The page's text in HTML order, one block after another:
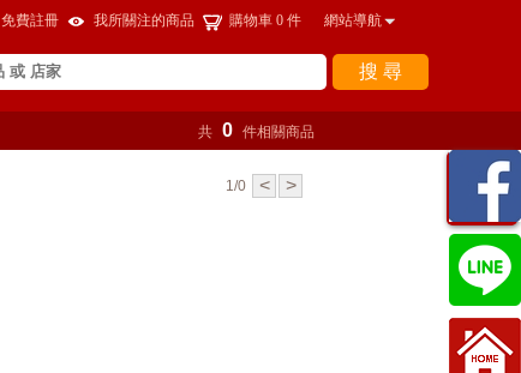
瀏覽
紀錄
免費註冊 我所關注的商品 購物車 0 件 網站導航
搜 尋
共 0 件相關商品
1/0 < >